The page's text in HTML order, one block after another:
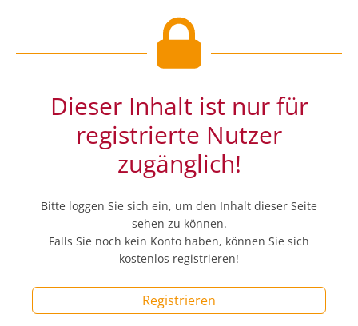
Dieser Inhalt ist nur für
registrierte Nutzer
zugänglich!
Bitte loggen Sie sich ein, um den Inhalt dieser Seite
sehen zu können.
Falls Sie noch kein Konto haben, können Sie sich
kostenlos registrieren!
Registrieren